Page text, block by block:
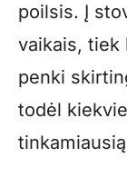
poilsis. Į
vaikais, tiek
penki
todėl